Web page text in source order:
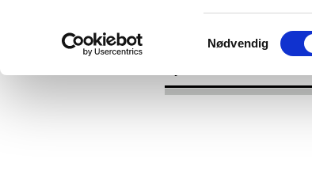
Samtykkevalg
Nødvendig